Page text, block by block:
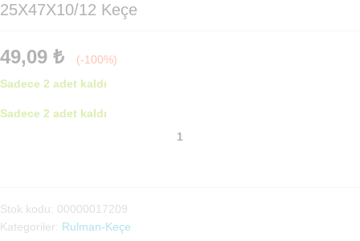
25X47X10/12 Keçe
49,09 ₺
(-100%)
Sadece 2 adet kaldı
Sadece 2 adet kaldı
Stok kodu: 00000017209
Kategoriler: Rulman-Keçe